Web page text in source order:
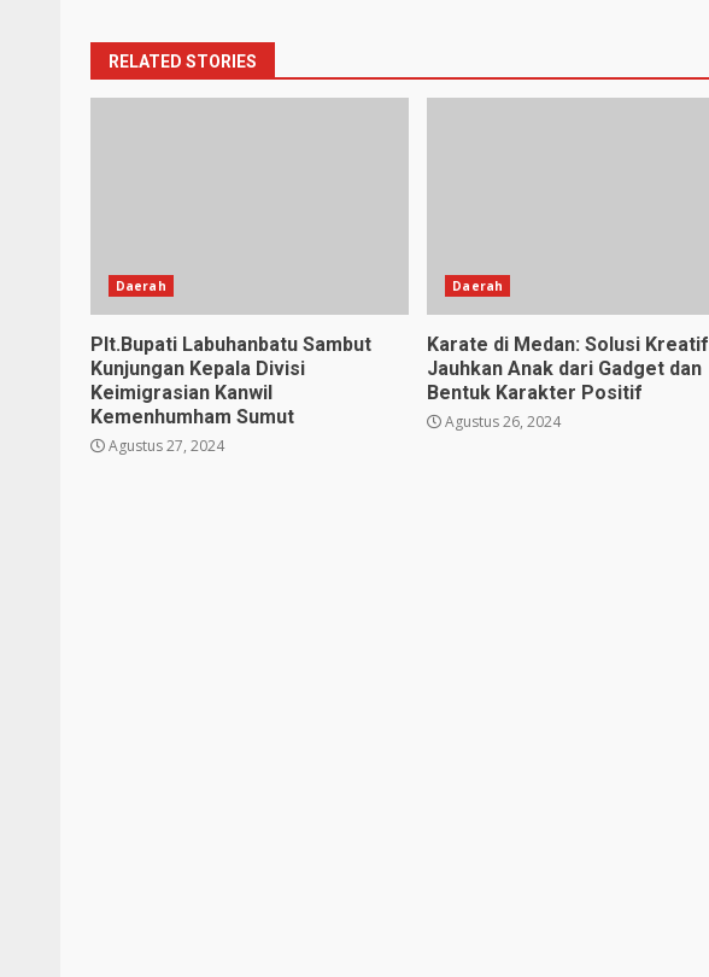
RELATED STORIES
Daerah
Plt.Bupati Labuhanbatu Sambut
Kunjungan Kepala Divisi
Keimigrasian Kanwil
Kemenhumham Sumut
Agustus 27, 2024
Daerah
Karate di Medan: Solusi Kreatif
Jauhkan Anak dari Gadget dan
Bentuk Karakter Positif
Agustus 26, 2024